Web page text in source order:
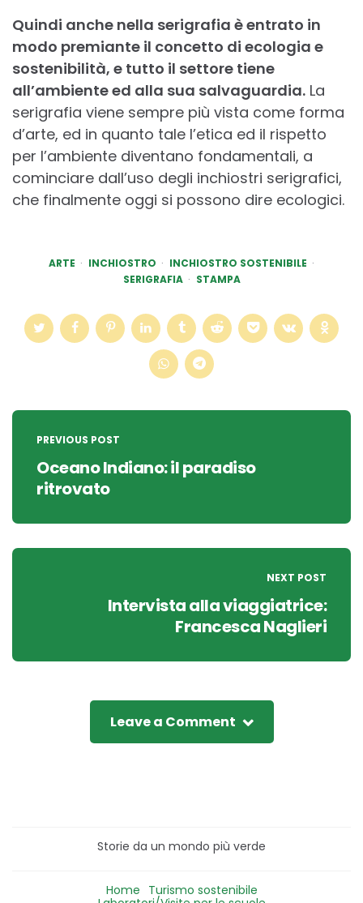
Quindi anche nella serigrafia è entrato in
modo premiante il concetto di ecologia e
sostenibilità, e tutto il settore tiene
all’ambiente ed alla sua salvaguardia. La
serigrafia viene sempre più vista come forma
d’arte, ed in quanto tale l’etica ed il rispetto
per l’ambiente diventano fondamentali, a
cominciare dall’uso degli inchiostri serigrafici,
che finalmente oggi si possono dire ecologici.
ARTE INCHIOSTRO
INCHIOSTRO SOSTENIBILE
SERIGRAFIA
STAMPA
Post
navigation
PREVIOUS POST
Oceano Indiano: il paradiso
ritrovato
NEXT POST
Intervista alla viaggiatrice:
Francesca Naglieri
Leave a Comment
Storie da un mondo più verde
Home Turismo sostenibile